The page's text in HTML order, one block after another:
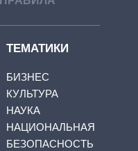
ТЕМАТИКИ
БИЗНЕС
КУЛЬТУРА
НАУКА
НАЦИОНАЛЬНАЯ
БЕЗОПАСНОСТЬ